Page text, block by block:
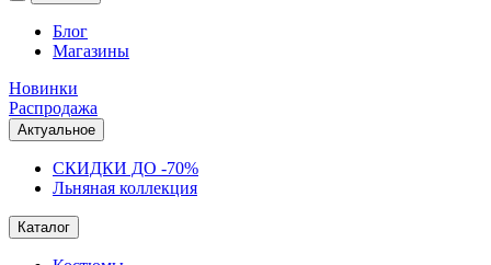
Блог
Магазины
Новинки
Распродажа
Актуальное
СКИДКИ ДО -70%
Льняная коллекция
Каталог